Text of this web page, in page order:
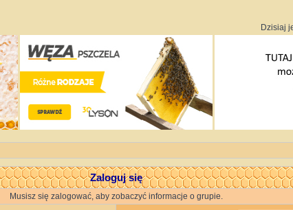
Dzisiaj
Zaloguj się
Musisz się zalogować, aby zobaczyć informacje o grupie.